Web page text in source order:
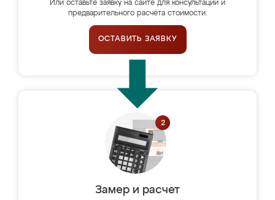
Или оставьте заявку на сайте для консультации и
предварительного расчёта стоимости.
ОСТАВИТЬ ЗАЯВКУ
Замер и расчет